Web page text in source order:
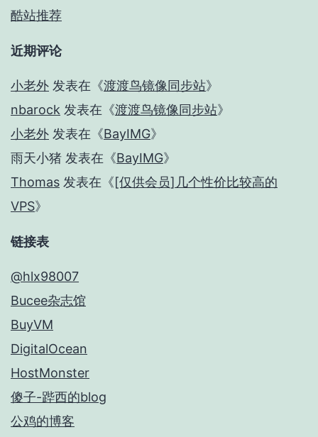
酷站推荐
近期评论
小老外 发表在《渡渡鸟镜像同步站》
nbarock 发表在《渡渡鸟镜像同步站》
小老外 发表在《BayIMG》
雨天小猪 发表在《BayIMG》
Thomas 发表在《[仅供会员]几个性价比较高的
VPS》
链接表
@hlx98007
Bucee杂志馆
BuyVM
DigitalOcean
HostMonster
傻子-跸西的blog
公鸡的博客